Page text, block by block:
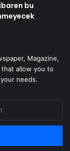
bu
Magazine,
allow you to
needs.